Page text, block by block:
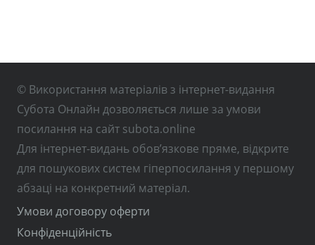
© Використання матеріалів з інтернет-видання
Субота Онлайн дозволяється лише за умови
посилання на сайт subota.online
Для інтернет-видань обов’язкове пряме, відкрите
для пошукових систем гіперпосилання у першому
абзаці на конкретний матеріал.
Умови договору оферти
Конфіденційність